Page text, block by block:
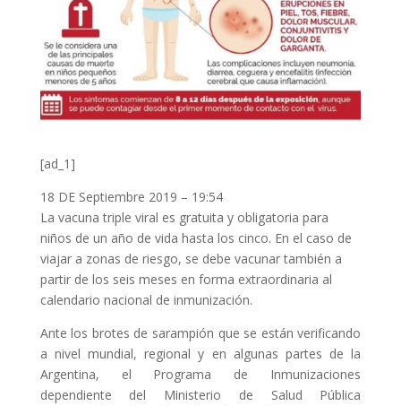
[ad_1]
18 DE Septiembre 2019 – 19:54
La vacuna triple viral es gratuita y obligatoria para
niños de un año de vida hasta los cinco. En el caso de
viajar a zonas de riesgo, se debe vacunar también a
partir de los seis meses en forma extraordinaria al
calendario nacional de inmunización.
Ante los brotes de sarampión que se están verificando
a nivel mundial, regional y en algunas partes de la
Argentina, el Programa de Inmunizaciones
dependiente del Ministerio de Salud Pública